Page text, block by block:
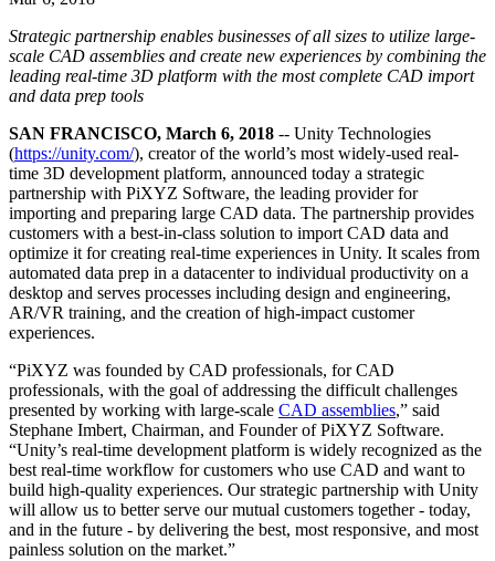
LiveOps
Einblicke nach dem Start und Live-Spielbetrieb
Wachsen Sie
Nutzerakquisition
Entdecken Sie und gewinnen Sie mobile Benutzer
In-App-Käufe
IAP Management über Filialen und D2C hinweg
Monetarisierung
Verbinden Sie Spieler mit den richtigen Spielen
Werben mit Unity
Monetarisieren mit Unity
Anwendungsfälle
Mobile Spiele
Mobile Hits mit Unity erstellen und wachsen lassen
Indie-Spiele
Große Spiele mit kleinen Teams veröffentlichen
XR-Spiele
XR-Spiele plattformübergreifend starten
Einzelhandel
In-Store-Erlebnisse in Online-Erlebnisse umwandeln
Innovation und Erlebnisse im Auto fördern
Alle Branchen anzeigen
Fallstudien
Erfolgsgeschichten aus der Praxis
Best-Practice-Leitfäden
Experten Tipps und Tricks
Demos
Demos, Beispiele und Bausteine
Alle Ressourcen
Neues
Blog
Aktualisierungen, Informationen und technische Tipps
Neuigkeiten
Nachrichten, Geschichten und Pressezentrum
Unity Awards
Feier der Unity-Schöpfer weltweit
Anleitungen
Umsetzbare Tipps und bewährte Verfahren
Bildung
Für Studierende
Starten Sie Ihre Karriere
Für Lehrkräfte
Optimieren Sie Ihr Lehren
Lizenzstipendium für Bildungseinrichtungen
Bringen Sie die Kraft von Unity in Ihre Institution
Zertifizierungen
Strategic partnership enables businesses of all sizes to utilize large-
scale CAD assemblies and create new experiences by combining the
leading real-time 3D platform with the most complete CAD import
and data prep tools
SAN FRANCISCO, March 6, 2018 -- Unity Technologies
(https://unity.com/), creator of the world’s most widely-used real-
time 3D development platform, announced today a strategic
partnership with PiXYZ Software, the leading provider for
importing and preparing large CAD data. The partnership provides
customers with a best-in-class solution to import CAD data and
optimize it for creating real-time experiences in Unity. It scales from
automated data prep in a datacenter to individual productivity on a
desktop and serves processes including design and engineering,
AR/VR training, and the creation of high-impact customer
experiences.
“PiXYZ was founded by CAD professionals, for CAD
professionals, with the goal of addressing the difficult challenges
presented by working with large-scale CAD assemblies,” said
Stephane Imbert, Chairman, and Founder of PiXYZ Software.
“Unity’s real-time development platform is widely recognized as the
best real-time workflow for customers who use CAD and want to
build high-quality experiences. Our strategic partnership with Unity
will allow us to better serve our mutual customers together - today,
and in the future - by delivering the best, most responsive, and most
painless solution on the market.”